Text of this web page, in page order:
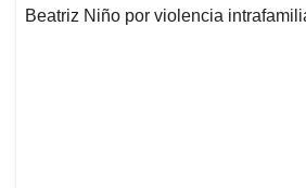
Beatriz Niño por violencia